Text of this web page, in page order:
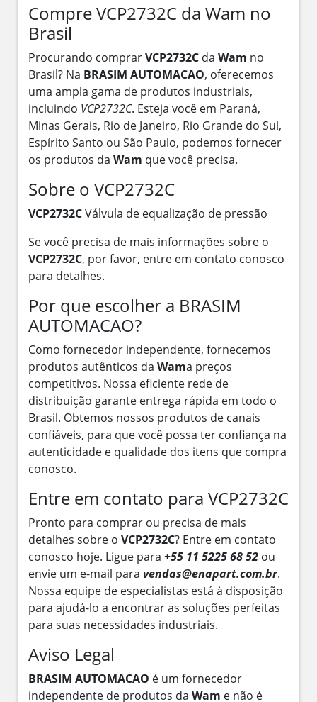
Compre VCP2732C da Wam no
Brasil
Procurando comprarVCP2732C da Wam no
Brasil? Na BRASIM AUTOMACAO, oferecemos
uma ampla gama de produtos industriais,
incluindo VCP2732C. Esteja você em Paraná,
Minas Gerais, Rio de Janeiro, Rio Grande do Sul,
Espírito Santo ou São Paulo, podemos fornecer
os produtos da Wam que você precisa.
Sobre o VCP2732C
VCP2732CVálvula de equalização de pressão
Se você precisa de mais informações sobre o
VCP2732C, por favor, entre em contato conosco
para detalhes.
Por que escolher a BRASIM
AUTOMACAO?
Como fornecedor independente, fornecemos
produtos autênticos da Wama preços
competitivos. Nossa eficiente rede de
distribuição garante entrega rápida em todo o
Brasil. Obtemos nossos produtos de canais
confiáveis, para que você possa ter confiança na
autenticidade e qualidade dos itens que compra
conosco.
Entre em contato para VCP2732C
Pronto para comprar ou precisa de mais
detalhes sobre o VCP2732C? Entre em contato
conosco hoje. Ligue para +55 11 5225 68 52 ou
envie um e-mail para vendas@enapart.com.br.
Nossa equipe de especialistas está à disposição
para ajudá-lo a encontrar as soluções perfeitas
para suas necessidades industriais.
Aviso Legal
BRASIM AUTOMACAO é um fornecedor
independente de produtos da Wam e não é